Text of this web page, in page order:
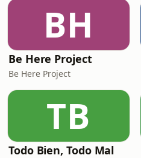
BH
Be Here Project
Be Here Project
TB
Todo Bien, Todo Mal